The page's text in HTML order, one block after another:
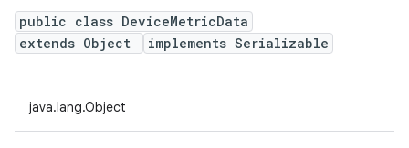
public class DeviceMetricData
extends Object
implements Serializable
java.lang.Object